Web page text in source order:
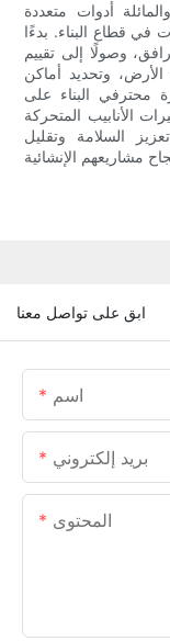
أدوات متعددة
في قطاع البناء. بدءًا
وصولًا إلى تقييم
وتحديد أماكن
محترفي البناء على
الأنابيب المتحركة
السلامة وتقليل
ابق على تواصل معنا
اسم
بريد إلكتروني
المحتوى